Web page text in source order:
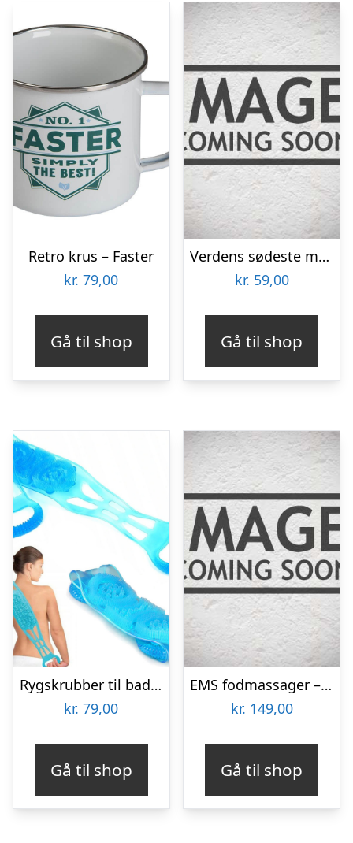
Retro krus – Faster
kr. 79,00
Gå til shop
Verdens sødeste mormor krus
kr. 59,00
Gå til shop
Rygskrubber til badet – massage og kropvask
kr. 79,00
Gå til shop
EMS fodmassager – Elektrostimulator
kr. 149,00
Gå til shop